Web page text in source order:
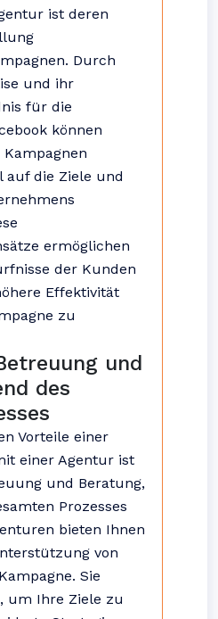
ist deren
Durch
und ihr
für die
können
auf die Ziele und
ermöglichen
der Kunden
Effektivität
zu
und
des
Vorteile einer
einer Agentur ist
und Beratung,
Prozesses
bieten Ihnen
von
Sie
um Ihre Ziele zu